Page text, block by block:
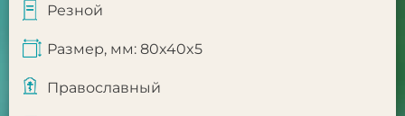
Резной
Размер, мм: 80x40x5
Православный